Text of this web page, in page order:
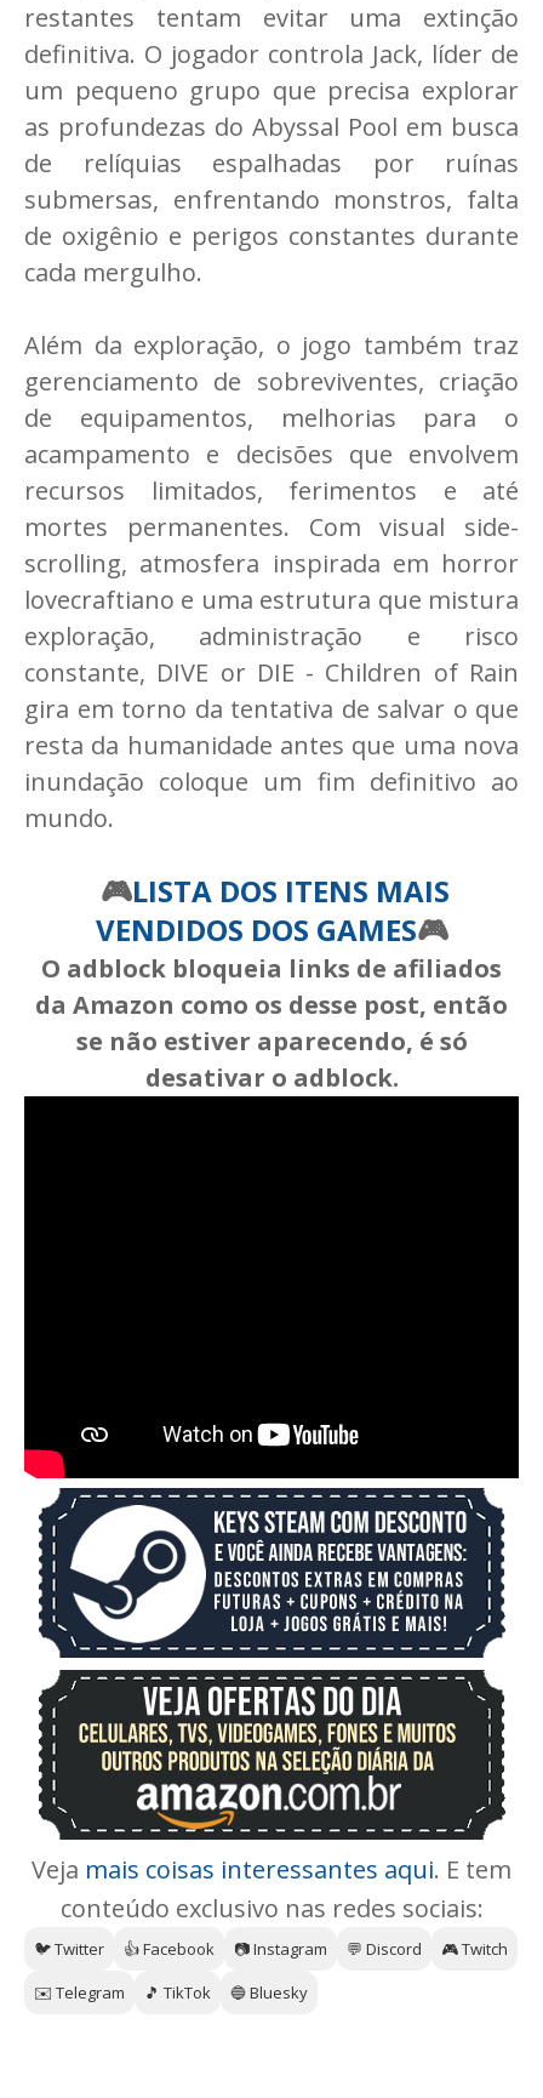
restantes tentam evitar uma extinção
definitiva. O jogador controla Jack, líder de
um pequeno grupo que precisa explorar
as profundezas do Abyssal Pool em busca
de relíquias espalhadas por ruínas
submersas, enfrentando monstros, falta
de oxigênio e perigos constantes durante
cada mergulho.
Além da exploração, o jogo também traz
gerenciamento de sobreviventes, criação
de equipamentos, melhorias para o
acampamento e decisões que envolvem
recursos limitados, ferimentos e até
mortes permanentes. Com visual side-
scrolling, atmosfera inspirada em horror
lovecraftiano e uma estrutura que mistura
exploração, administração e risco
constante, DIVE or DIE - Children of Rain
gira em torno da tentativa de salvar o que
resta da humanidade antes que uma nova
inundação coloque um fim definitivo ao
mundo.
🎮LISTA DOS ITENS MAIS
VENDIDOS DOS GAMES🎮
O adblock bloqueia links de afiliados
da Amazon como os desse post, então
se não estiver aparecendo, é só
desativar o adblock.
Veja mais coisas interessantes aqui. E tem
conteúdo exclusivo nas redes sociais:
🐦 Twitter 👍 Facebook 📷 Instagram 💬 Discord
🎮 Twitch
✉️ Telegram
🎵 TikTok 🔵 Bluesky